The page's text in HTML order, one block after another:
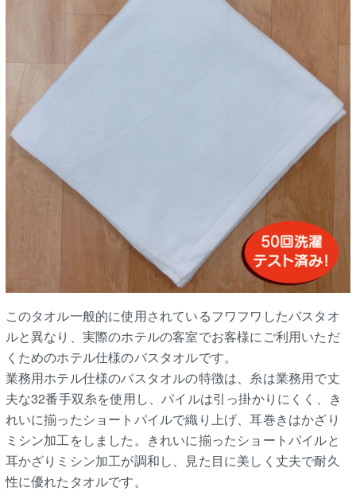
このタオル一般的に使用されているフワフワしたバスタオ
ルと異なり、実際のホテルの客室でお客様にご利用いただ
くためのホテル仕様のバスタオルです。
業務用ホテル仕様のバスタオルの特徴は、糸は業務用で丈
夫な32番手双糸を使用し、パイルは引っ掛かりにくく、き
れいに揃ったショートパイルで織り上げ、耳巻きはかざり
ミシン加工をしました。きれいに揃ったショートパイルと
耳かざりミシン加工が調和し、見た目に美しく丈夫で耐久
性に優れたタオルです。